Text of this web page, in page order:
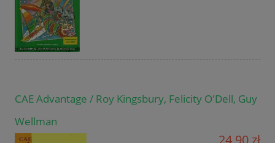
CAE Advantage / Roy Kingsbury, Felicity O'Dell, Guy
Wellman